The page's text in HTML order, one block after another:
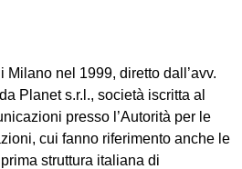
Milano nel 1999, diretto dall’avv.
Planet s.r.l., società iscritta al
presso l’Autorità per le
cui fanno riferimento anche le
struttura italiana di